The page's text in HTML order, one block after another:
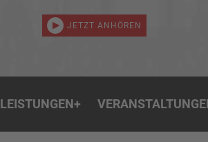
JETZT ANHÖREN
LEISTUNGEN+